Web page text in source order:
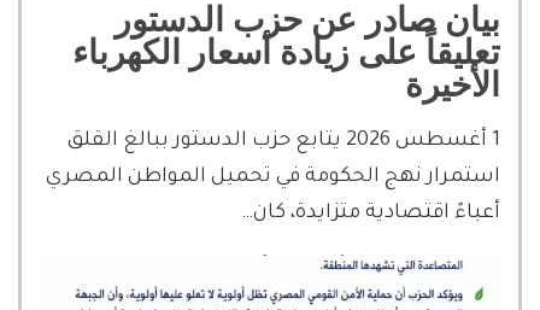
بيان صادر عن حزب الدستور
تعليقاً على زيادة أسعار الكهرباء
الأخيرة
1 أغسطس 2026 يتابع حزب الدستور ببالغ القلق
استمرار نهج الحكومة في تحميل المواطن المصري
أعباءً اقتصادية متزايدة، كان…